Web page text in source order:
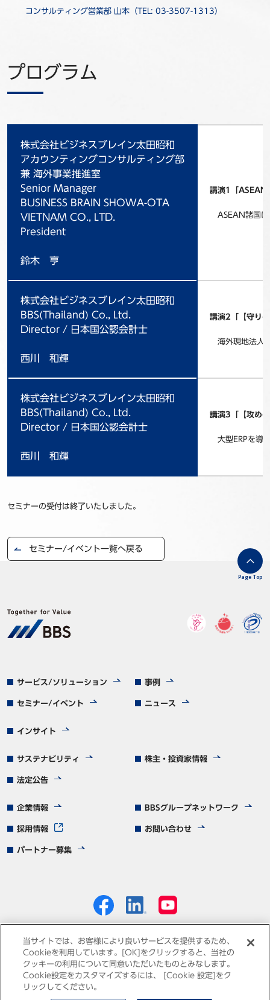
コンサルティング営業部 山本（TEL: 03-3507-1313）
プログラム
株式会社ビジネスブレイン太田昭和
アカウンティングコンサルティング部
兼 海外事業推進室
Senior Manager
BUSINESS BRAIN SHOWA-OTA
VIETNAM CO., LTD.
President
鈴木 亨
講演1「ASEAN
ASEAN諸国は
株式会社ビジネスブレイン太田昭和
BBS(Thailand) Co., Ltd.
Director / 日本国公認会計士
西川 和輝
講演2「【守り
海外現地法人
株式会社ビジネスブレイン太田昭和
BBS(Thailand) Co., Ltd.
Director / 日本国公認会計士
西川 和輝
講演3「【攻め
大型ERPを導
セミナーの受付は終了いたしました。
セミナー/イベント一覧へ戻る
サービス/ソリューション 事例
セミナー/イベント ニュース
インサイト
サステナビリティ 株主・投資家情報
法定公告
企業情報 BBSグループネットワーク
採用情報 お問い合わせ
パートナー募集
Page Top
個人情報保護方針 免責事項 サイトマップ
当サイトでは、お客様により良いサービスを提供するため、
Cookieを利用しています。[OK]をクリックすると、当社の
クッキーの利用について同意いただいたものとみなします。
Cookie設定をカスタマイズするには、 [Cookie 設定]をク
リックしてください。